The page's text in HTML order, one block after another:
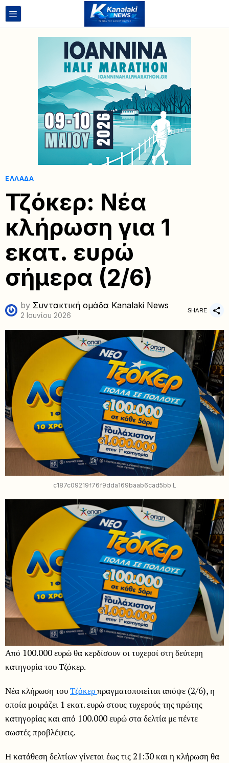
ΕΛΛΆΔΑ
Τζόκερ: Νέα
κλήρωση για 1
εκατ. ευρώ
σήμερα (2/6)
by Συντακτική ομάδα Kanalaki News
2 Ιουνίου 2026
SHARE
c187c09219f76f9dda169baab6cad5bb L
Από 100.000 ευρώ θα κερδίσουν οι τυχεροί στη δεύτερη
κατηγορία του Τζόκερ.
Νέα κλήρωση τουΤζόκερπραγματοποιείται απόψε (2/6), η
οποία μοιράζει 1 εκατ. ευρώ στους τυχερούς της πρώτης
κατηγορίας και από 100.000 ευρώ στα δελτία με πέντε
σωστές προβλέψεις.
Η κατάθεση δελτίων γίνεται έως τις 21:30 και η κλήρωση θα